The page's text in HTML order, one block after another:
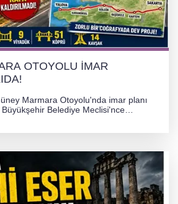
MARMARA OTOYOLU İMAR
ASKIDA!
OTOYOLU İMAR
Marmara Otoyolu'nda imar planı
Belediye Meclisi'nce